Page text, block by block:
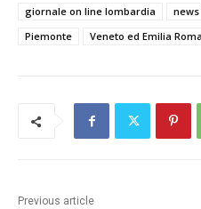
giornale on line lombardia
Piemonte
Veneto ed Emilia
Previous article